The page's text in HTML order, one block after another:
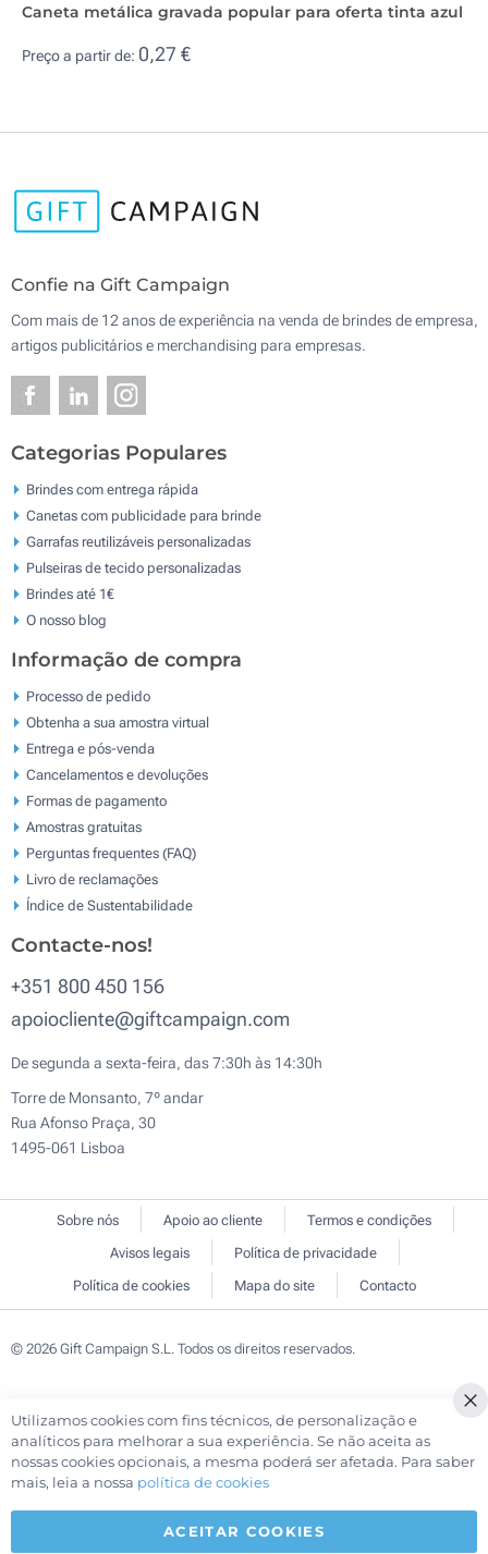
Caneta metálica gravada popular para oferta tinta azul
Preço a partir de: 0,27 €
Confie na Gift Campaign
Com mais de 12 anos de experiência na venda de brindes de empresa,
artigos publicitários e merchandising para empresas.
Categorias Populares
Brindes com entrega rápida
Canetas com publicidade para brinde
Garrafas reutilizáveis personalizadas
Pulseiras de tecido personalizadas
Brindes até 1€
O nosso blog
Informação de compra
Processo de pedido
Obtenha a sua amostra virtual
Entrega e pós-venda
Cancelamentos e devoluções
Formas de pagamento
Amostras gratuitas
Perguntas frequentes (FAQ)
Livro de reclamaçōes
Índice de Sustentabilidade
Contacte-nos!
+351 800 450 156
apoiocliente@giftcampaign.com
De segunda a sexta-feira, das 7:30h às 14:30h
Torre de Monsanto, 7º andar
Rua Afonso Praça, 30
1495-061 Lisboa
Sobre nós Apoio ao cliente
Termos e condições
Avisos legais
Política de privacidade
Política de cookies
Mapa do site Contacto
© 2026 Gift Campaign S.L. Todos os direitos reservados.
Utilizamos cookies com fins técnicos, de personalização e
analíticos para melhorar a sua experiência. Se não aceita as
nossas cookies opcionais, a mesma poderá ser afetada. Para saber
mais, leia a nossa política de cookies
ACEITAR COOKIES